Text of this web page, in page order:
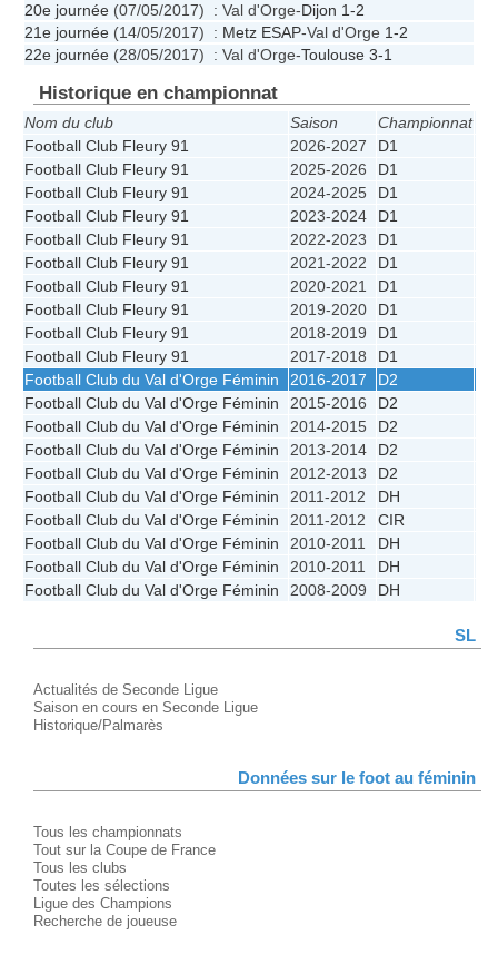
20e journée (07/05/2017) : Val d'Orge-Dijon 1-2
21e journée (14/05/2017) : Metz ESAP-Val d'Orge 1-2
22e journée (28/05/2017) : Val d'Orge-Toulouse 3-1
Historique en championnat
Nom du club Saison Championnat
Football Club Fleury 91
2026-2027 D1
Football Club Fleury 91
2025-2026 D1
Football Club Fleury 91
2024-2025 D1
Football Club Fleury 91
2023-2024 D1
Football Club Fleury 91
2022-2023 D1
Football Club Fleury 91
2021-2022 D1
Football Club Fleury 91
2020-2021 D1
Football Club Fleury 91
2019-2020 D1
Football Club Fleury 91
2018-2019 D1
Football Club Fleury 91
2017-2018 D1
Football Club du Val d'Orge Féminin
2016-2017 D2
Football Club du Val d'Orge Féminin
2015-2016 D2
Football Club du Val d'Orge Féminin
2014-2015 D2
Football Club du Val d'Orge Féminin
2013-2014 D2
Football Club du Val d'Orge Féminin
2012-2013 D2
Football Club du Val d'Orge Féminin
2011-2012 DH
Football Club du Val d'Orge Féminin
2011-2012 CIR
Football Club du Val d'Orge Féminin
2010-2011 DH
Football Club du Val d'Orge Féminin
2010-2011 DH
Football Club du Val d'Orge Féminin
2008-2009 DH
SL
Actualités de Seconde Ligue
Saison en cours en Seconde Ligue
Historique/Palmarès
Données sur le foot au féminin
Tous les championnats
Tout sur la Coupe de France
Tous les clubs
Toutes les sélections
Ligue des Champions
Recherche de joueuse